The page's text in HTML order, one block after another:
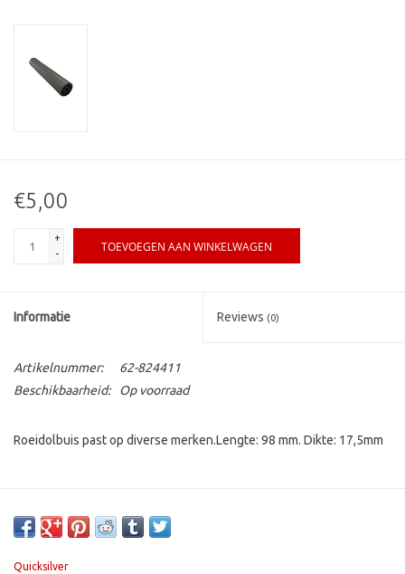
€5,00
+
-
TOEVOEGEN AAN WINKELWAGEN
Informatie Reviews (0)
Artikelnummer:
62-824411
Beschikbaarheid:
Op voorraad
Roeidolbuis past op diverse merken.Lengte: 98 mm. Dikte: 17,5mm
Quicksilver